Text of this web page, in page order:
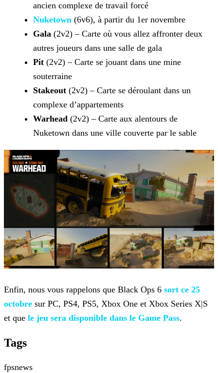
ancien complexe de travail forcé
Nuketown (6v6), à partir du 1er novembre
Gala (2v2) – Carte où vous allez affronter deux
autres joueurs dans une salle de gala
Pit (2v2) – Carte se jouant dans une mine
souterraine
Stakeout (2v2) – Carte se déroulant dans un
complexe d’appartements
Warhead (2v2) – Carte aux alentours de
Nuketown dans une ville couverte par le sable
Enfin, nous vous rappelons que Black Ops 6 sort ce 25
octobre sur PC, PS4, PS5, Xbox One et Xbox Series X|S
et que le jeu sera disponible dans le Game Pass.
Tags
fpsnews